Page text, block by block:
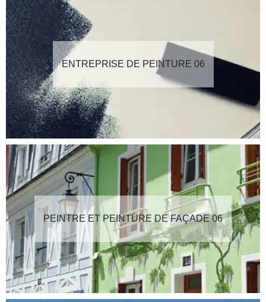
ENTREPRISE DE PEINTURE 06
PEINTRE ET PEINTURE DE FAÇADE 06